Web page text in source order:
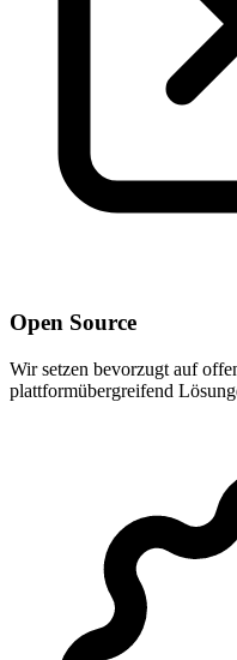
Open Source
Wir setzen bevorzugt auf
plattformübergreifend